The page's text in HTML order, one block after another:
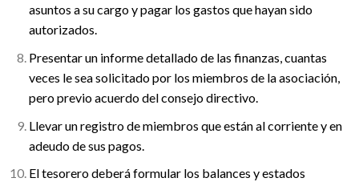
asuntos a su cargo y pagar los gastos que hayan sido
autorizados.
Presentar un informe detallado de las finanzas, cuantas
veces le sea solicitado por los miembros de la asociación,
pero previo acuerdo del consejo directivo.
Llevar un registro de miembros que están al corriente y en
adeudo de sus pagos.
El tesorero deberá formular los balances y estados